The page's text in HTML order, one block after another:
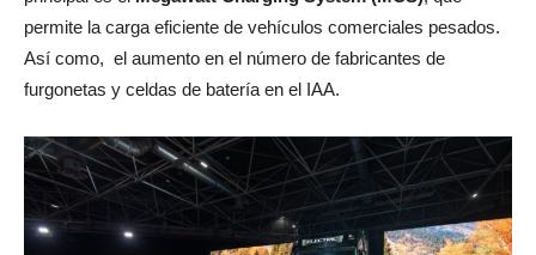
permite la carga eficiente de vehículos comerciales pesados.
Así como, el aumento en el número de fabricantes de
furgonetas y celdas de batería en el IAA.